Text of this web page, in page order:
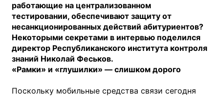
работающие на централизованном
тестировании, обеспечивают защиту от
несанкционированных действий абитуриентов?
Некоторыми секретами в интервью поделился
директор Республиканского института контроля
знаний Николай Феськов.
«Рамки» и «глушилки» — слишком дорого
Поскольку мобильные средства связи сегодня